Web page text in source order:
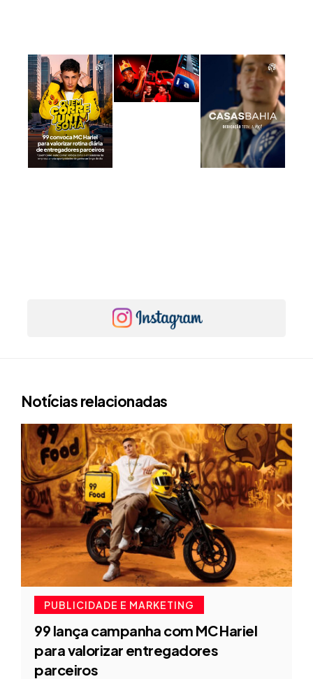
Notícias relacionadas
PUBLICIDADE E MARKETING
99 lança campanha com MC Hariel
para valorizar entregadores
parceiros